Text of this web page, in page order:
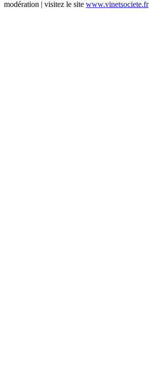
modération | visitez le site www.vinetsociete.fr